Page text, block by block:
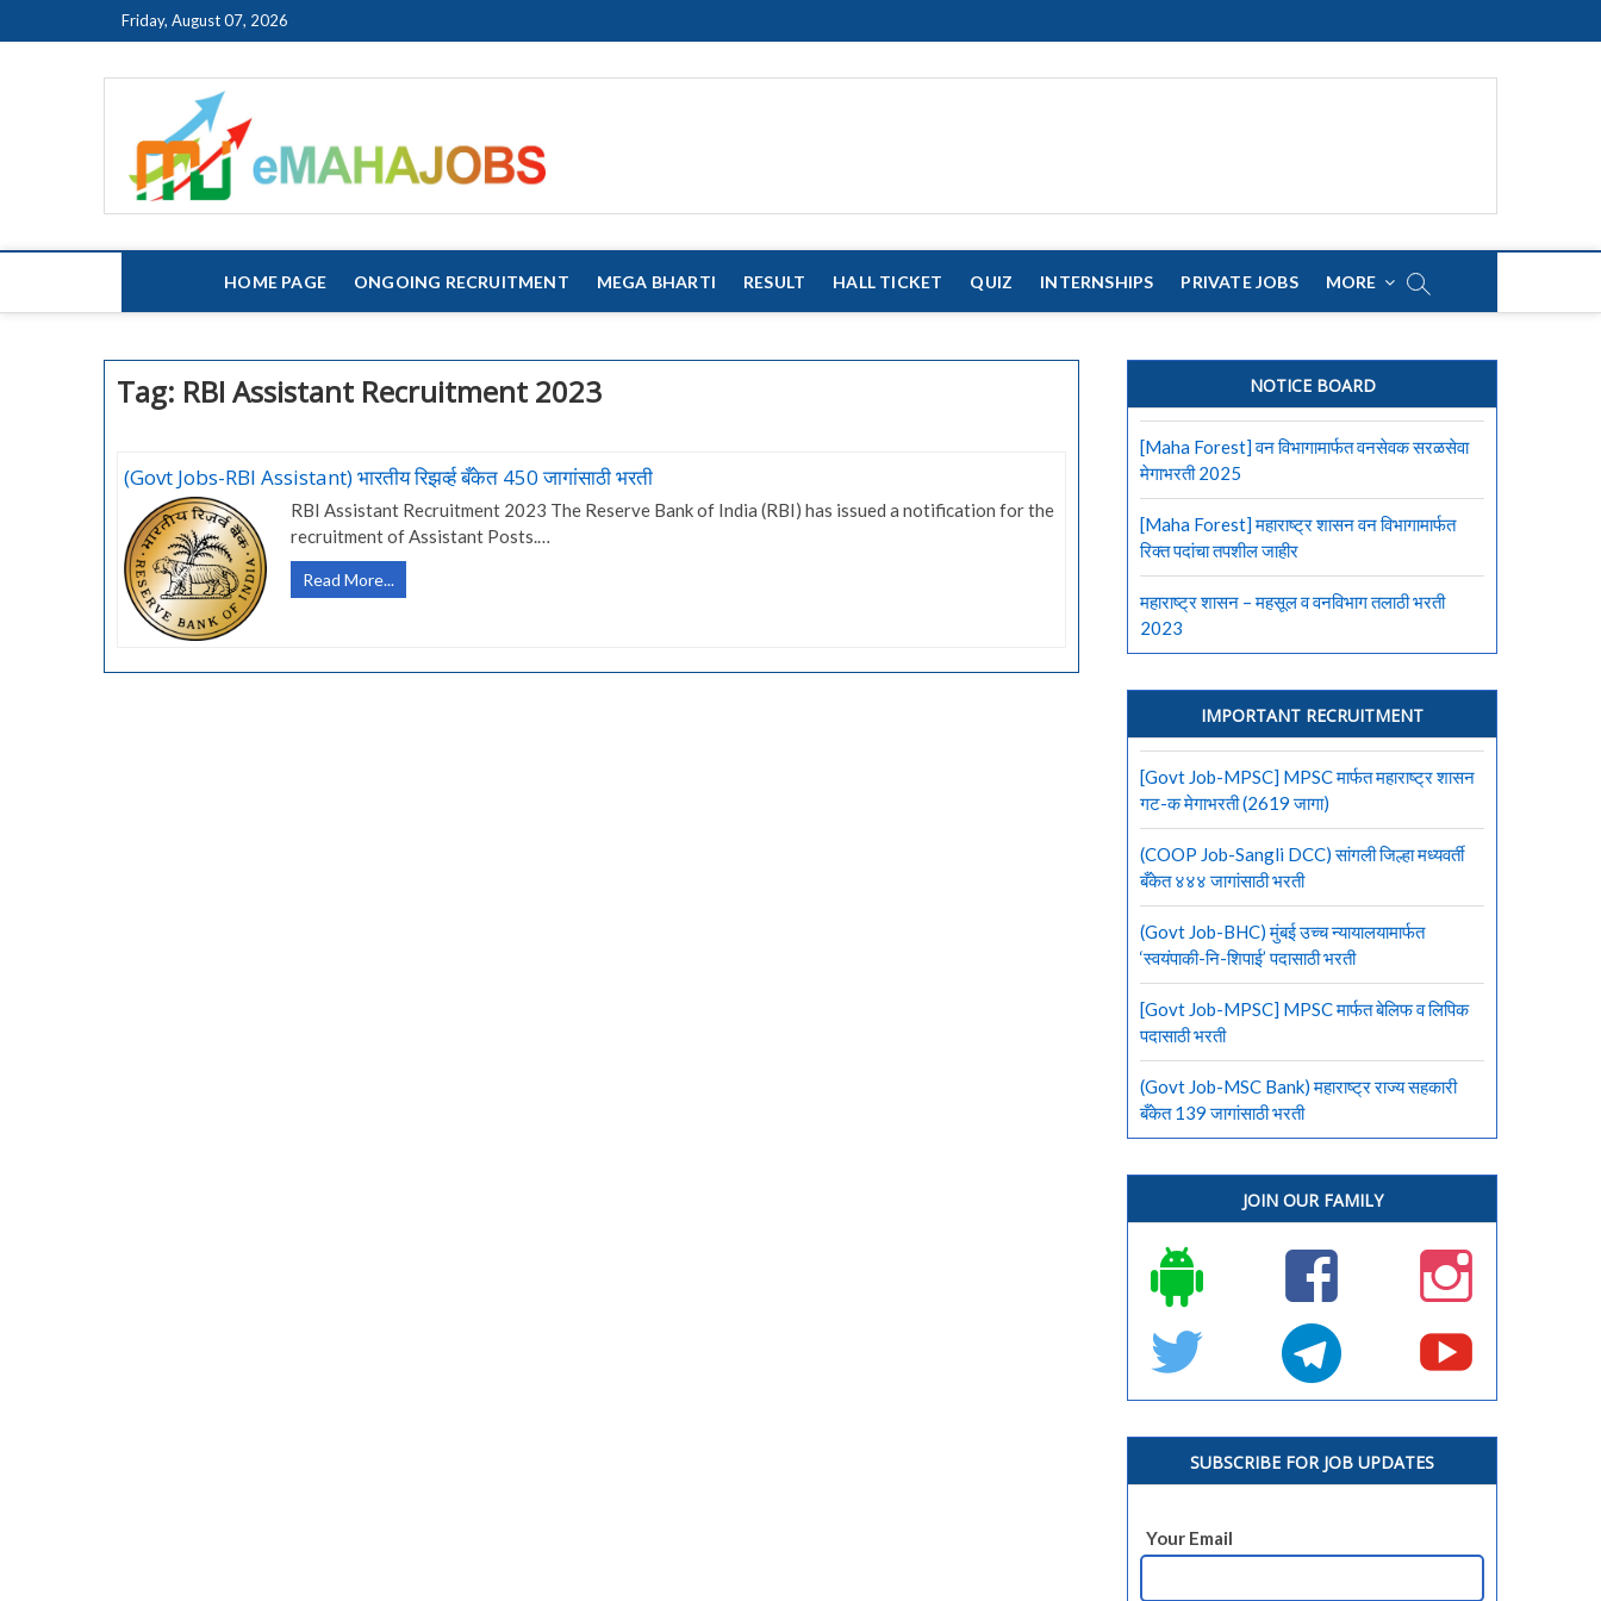
to
Friday, August 07, 2026
HOME PAGE ONGOING RECRUITMENT MEGA BHARTI RESULT HALL TICKET QUIZ INTERNSHIPS PRIVATE JOBS MORE
Tag: RBI Assistant Recruitment 2023
(Govt Jobs-RBI Assistant) भारतीय रिझर्व्ह बँकेत 450 जागांसाठी भरती
RBI Assistant Recruitment 2023 The Reserve Bank of India (RBI) has issued a notification for the
recruitment of Assistant Posts.…
Read More...
Jobs-
भारतीय
NOTICE BOARD
[Maha Forest] वन विभागामार्फत वनसेवक सरळसेवा
मेगाभरती 2025
[Maha Forest] महाराष्ट्र शासन वन विभागामार्फत
रिक्त पदांचा तपशील जाहीर
महाराष्ट्र शासन – महसूल व वनविभाग तलाठी भरती
2023
IMPORTANT RECRUITMENT
[Govt Job-MPSC] MPSC मार्फत महाराष्ट्र शासन
गट-क मेगाभरती (2619 जागा)
(COOP Job-Sangli DCC) सांगली जिल्हा मध्यवर्ती
बँकेत ४४४ जागांसाठी भरती
(Govt Job-BHC) मुंबई उच्च न्यायालयामार्फत
‘स्वयंपाकी-नि-शिपाई’ पदासाठी भरती
[Govt Job-MPSC] MPSC मार्फत बेलिफ व लिपिक
पदासाठी भरती
(Govt Job-MSC Bank) महाराष्ट्र राज्य सहकारी
बँकेत 139 जागांसाठी भरती
JOIN OUR FAMILY
SUBSCRIBE FOR JOB UPDATES
Your Email